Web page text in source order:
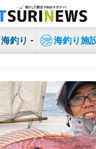
海釣り 海釣り施